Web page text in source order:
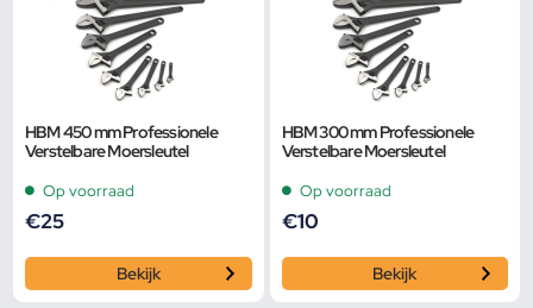
HBM 450 mm Professionele
Verstelbare Moersleutel
Op voorraad
€25
Bekijk
HBM 300 mm Professionele
Verstelbare Moersleutel
Op voorraad
€10
Bekijk